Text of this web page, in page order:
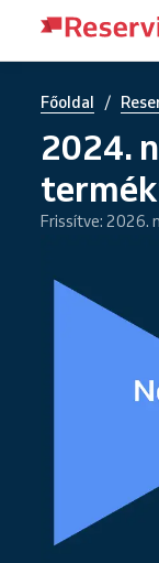
Főoldal /
2024.
Frissítve: 2026.